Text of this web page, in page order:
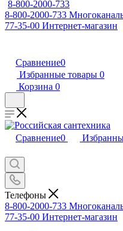
8-800-2000-733
8-800-2000-733
77-35-00 Интернет-магазин
Сравнение0
Избранные товары 0
Корзина 0
Сравнение0
Телефоны
8-800-2000-733
77-35-00 Интернет-магазин